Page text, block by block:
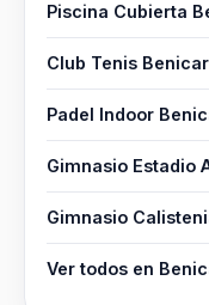
Piscina Cubierta
Club Tenis
Padel Indoor
Gimnasio Estadio
Gimnasio
Ver todos en